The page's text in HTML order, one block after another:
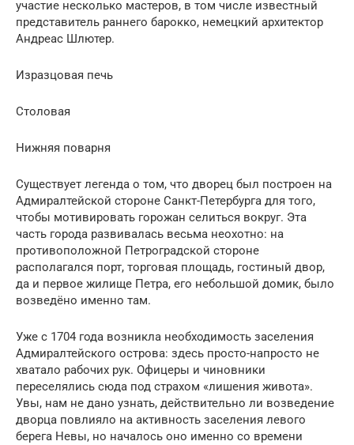
участие несколько мастеров, в том числе известный
представитель раннего барокко, немецкий архитектор
Андреас Шлютер.
Изразцовая печь
Столовая
Нижняя поварня
Существует легенда о том, что дворец был построен на
Адмиралтейской стороне Санкт-Петербурга для того,
чтобы мотивировать горожан селиться вокруг. Эта
часть города развивалась весьма неохотно: на
противоположной Петроградской стороне
располагался порт, торговая площадь, гостиный двор,
да и первое жилище Петра, его небольшой домик, было
возведёно именно там.
Уже с 1704 года возникла необходимость заселения
Адмиралтейского острова: здесь просто-напросто не
хватало рабочих рук. Офицеры и чиновники
переселялись сюда под страхом «лишения живота».
Увы, нам не дано узнать, действительно ли возведение
дворца повлияло на активность заселения левого
берега Невы, но началось оно именно со времени